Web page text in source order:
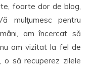
foarte dor de blog,
mulţumesc pentru
am încercat să
am vizitat la fel de
o să recuperez zilele